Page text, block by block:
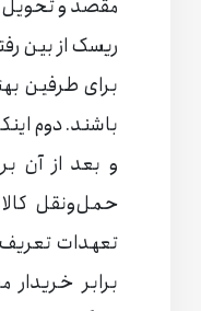
مقصد و تحویل
ریسک از بین
برای طرفین
باشند. دوم
و بعد از آن
حمل‌ونقل
برابر